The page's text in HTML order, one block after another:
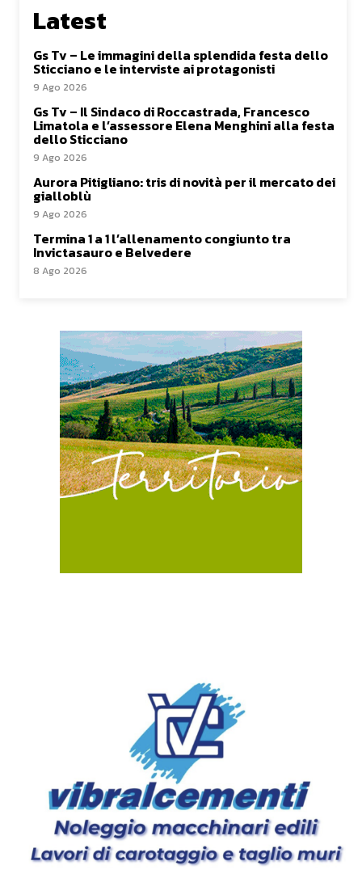
Latest
Gs Tv – Le immagini della splendida festa dello
Sticciano e le interviste ai protagonisti
9 Ago 2026
Gs Tv – Il Sindaco di Roccastrada, Francesco
Limatola e l’assessore Elena Menghini alla festa
dello Sticciano
9 Ago 2026
Aurora Pitigliano: tris di novità per il mercato dei
gialloblù
9 Ago 2026
Termina 1 a 1 l’allenamento congiunto tra
Invictasauro e Belvedere
8 Ago 2026